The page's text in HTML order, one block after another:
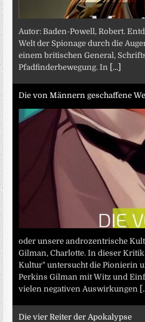
Autor: Baden-Powell, Robert.
Welt der Spionage durch die
einem britischen General,
Pfadfinderbewegung. In [...]
Die von Männern geschaffene
oder unsere androzentrische
Gilman, Charlotte. In dieser
Kultur" untersucht die Pionierin
Perkins Gilman mit Witz und
vielen negativen Auswirkungen
Die vier Reiter der Apokalypse